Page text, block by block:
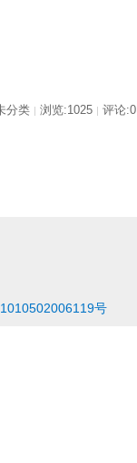
分类 | 浏览:1025 | 评论:0
号